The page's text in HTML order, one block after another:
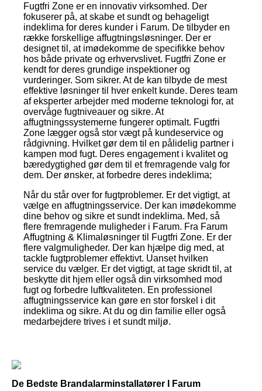
Fugtfri Zone er en innovativ virksomhed. Der
fokuserer på, at skabe et sundt og behageligt
indeklima for deres kunder i Farum. De tilbyder en
række forskellige affugtningsløsninger. Der er
designet til, at imødekomme de specifikke behov
hos både private og erhvervslivet. Fugtfri Zone er
kendt for deres grundige inspektioner og
vurderinger. Som sikrer. At de kan tilbyde de mest
effektive løsninger til hver enkelt kunde. Deres team
af eksperter arbejder med moderne teknologi for, at
overvåge fugtniveauer og sikre. At
affugtningssystemerne fungerer optimalt. Fugtfri
Zone lægger også stor vægt på kundeservice og
rådgivning. Hvilket gør dem til en pålidelig partner i
kampen mod fugt. Deres engagement i kvalitet og
bæredygtighed gør dem til et fremragende valg for
dem. Der ønsker, at forbedre deres indeklima;
Når du står over for fugtproblemer. Er det vigtigt, at
vælge en affugtningsservice. Der kan imødekomme
dine behov og sikre et sundt indeklima. Med, så
flere fremragende muligheder i Farum. Fra Farum
Affugtning & Klimaløsninger til Fugtfri Zone. Er der
flere valgmuligheder. Der kan hjælpe dig med, at
tackle fugtproblemer effektivt. Uanset hvilken
service du vælger. Er det vigtigt, at tage skridt til, at
beskytte dit hjem eller også din virksomhed mod
fugt og forbedre luftkvaliteten. En professionel
affugtningsservice kan gøre en stor forskel i dit
indeklima og sikre. At du og din familie eller også
medarbejdere trives i et sundt miljø.
De Bedste Brandalarminstallatører I Farum